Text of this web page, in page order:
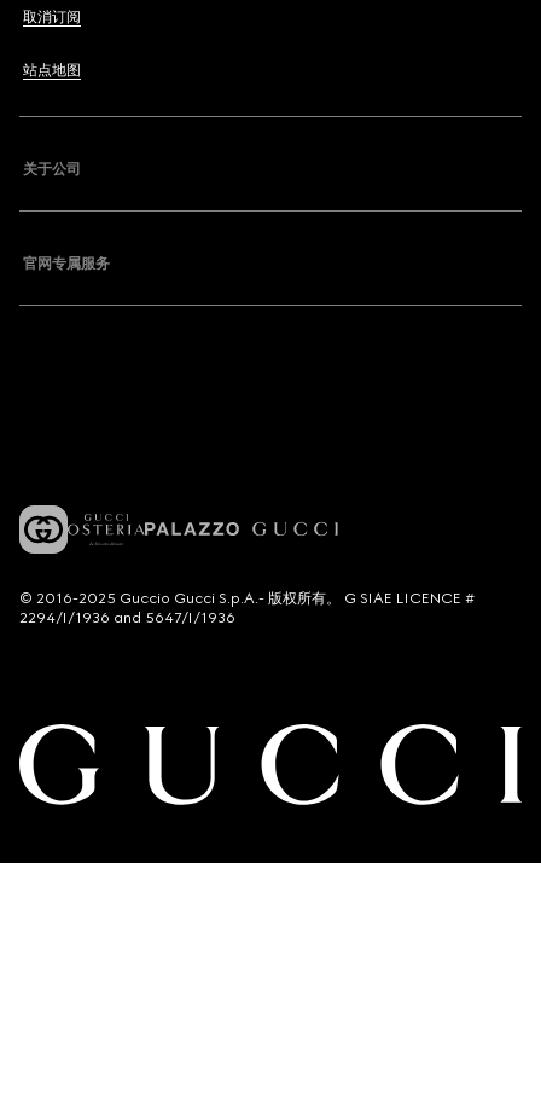
取消订阅
站点地图
关于公司
官网专属服务
© 2016-2025 Guccio Gucci S.p.A.- 版权所有。 G SIAE LICENCE #
2294/I/1936 and 5647/I/1936